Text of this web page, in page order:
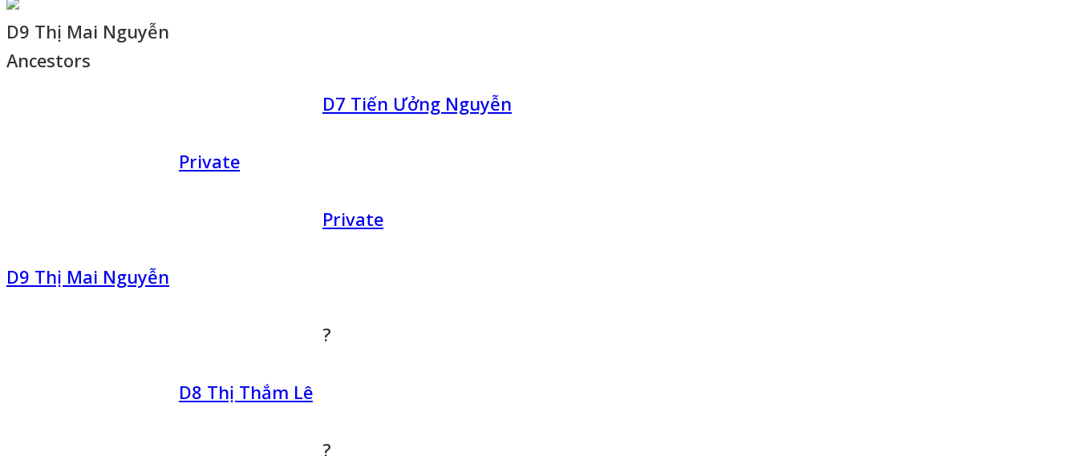
D9 Thị Mai Nguyễn
Ancestors
D7 Tiến Ưởng Nguyễn
Private
Private
D9 Thị Mai Nguyễn
?
D8 Thị Thắm Lê
?